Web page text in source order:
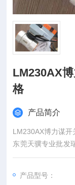
LM230AX
格
产品简介
LM230AX博力谋开
东莞天骥专业批发
东批发*销售， 本
作过都没有关系。
产品型号：